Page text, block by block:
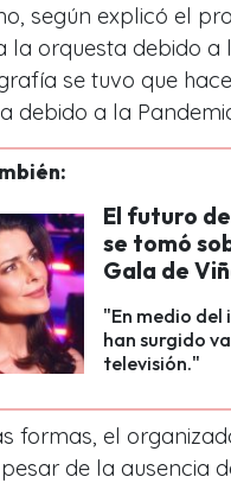
según explicó el
la orquesta debido a
se tuvo que
debido a la
El futuro
se tomó
Gala de
"En medio
han surgido
televisión."
formas, el
de la ausencia